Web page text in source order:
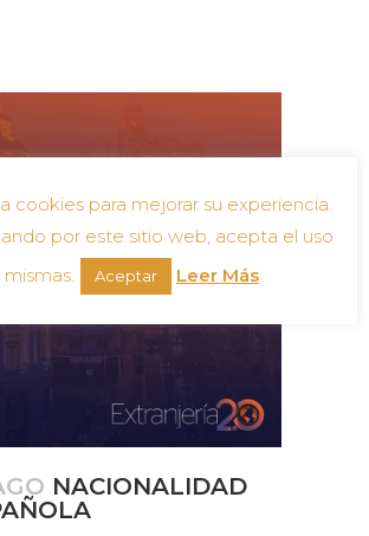
NACIONALIDAD
cookies para mejorar su experiencia.
por este sitio web, acepta el uso
Aceptar Leer Más